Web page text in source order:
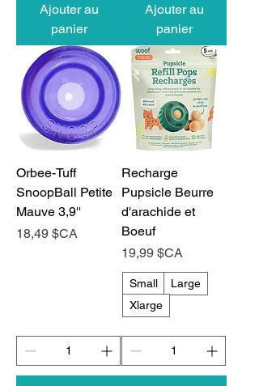
Ajouter au
panier
Ajouter au
panier
Orbee-Tuff
SnoopBall Petite
Mauve 3,9''
Prix
18,49 $CA
Recharge
Pupsicle Beurre
d'arachide et
Boeuf
Prix
19,99 $CA
Small
Large
Xlarge